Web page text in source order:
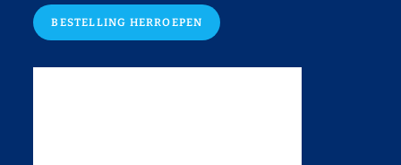
BESTELLING HERROEPEN